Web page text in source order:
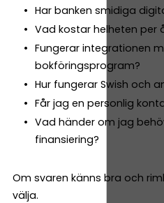
Har banken smidiga
Vad kostar helheten per
Fungerar integrationen
bokföringsprogram?
Hur fungerar Swish och
Får jag en personlig
Vad händer om jag
finansiering?
Om svaren känns bra och
välja.